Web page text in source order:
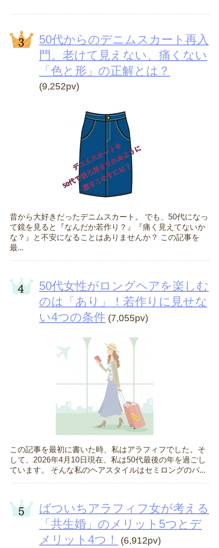
50代からのデニムスカート再入
門。老けて見えない、痛くない
「色と形」の正解とは？
(9,252pv)
昔から大好きだったデニムスカート。 でも、50代になっ
て鏡を見ると『なんだか若作り？』『痛く見えてないか
な？』と不安になることはありませんか？ この記事を
最...
50代女性がロングヘアを楽しむ
のは「あり」！若作りに見せな
い4つの条件 (7,055pv)
この記事を最初に書いた時、私はアラフィフでした。そ
して、2026年4月10日現在、私は50代最後の年を過ごし
ています。 そんな私のヘアスタイルはセミロングのパ...
ばついちアラフィフ女が考える
「共生婚」のメリット5つとデ
メリット4つ！
(6,912pv)